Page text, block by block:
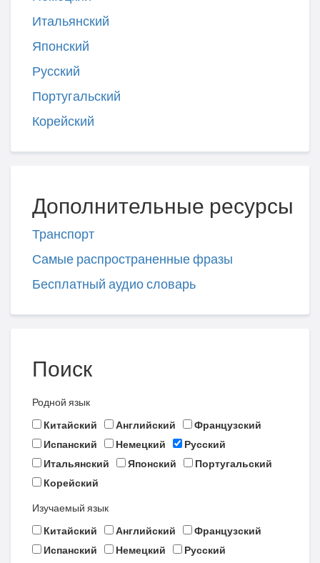
Итальянский
Японский
Русский
Португальский
Корейский
Дополнительные ресурсы
Транспорт
Самые распространенные фразы
Бесплатный аудио словарь
Поиск
Родной язык
Китайский
Английский
Французский
Испанский
Немецкий
Русский
Итальянский
Японский
Португальский
Корейский
Изучаемый язык
Китайский
Английский
Французский
Испанский
Немецкий
Русский